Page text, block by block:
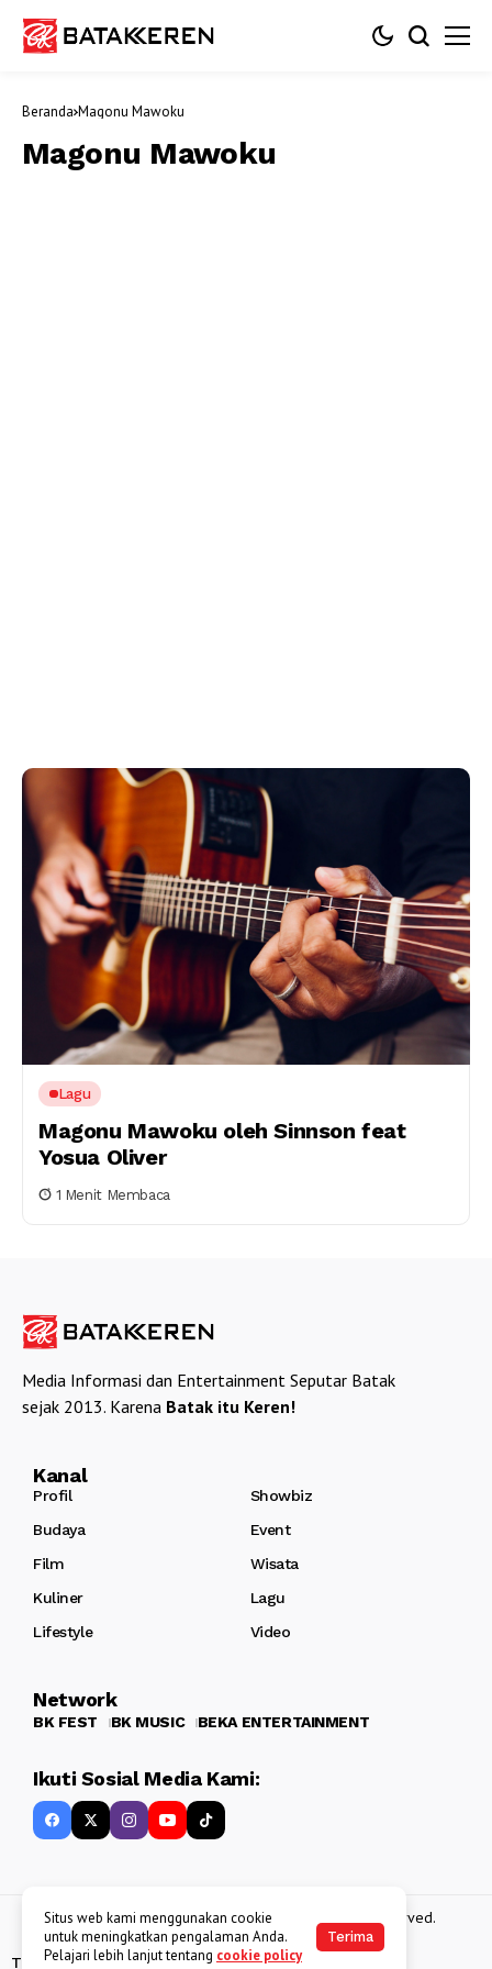
Beranda Magonu Mawoku
Magonu Mawoku
Lagu
Magonu Mawoku oleh Sinnson feat
Yosua Oliver
1 Menit Membaca
Media Informasi dan Entertainment Seputar Batak
sejak 2013. Karena Batak itu Keren!
Kanal
Profil
Showbiz
Budaya
Event
Film
Wisata
Kuliner
Lagu
Lifestyle
Video
Network
BK FEST BK MUSIC BEKA ENTERTAINMENT
Ikuti Sosial Media Kami:
Copyright 2013 - 2025BATAKKEREN . All rights reserved.
Tentang Kami Kebijakan Data Pribadi Disclaimer
Situs web kami menggunakan cookie
untuk meningkatkan pengalaman Anda.
Pelajari lebih lanjut tentang cookie policy
Terima